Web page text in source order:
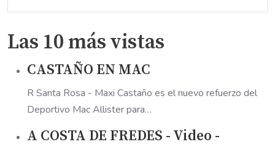
Las 10 más vistas
CASTAÑO EN MAC
R Santa Rosa - Maxi Castaño es el nuevo refuerzo del
Deportivo Mac Allister para…
A COSTA DE FREDES - Video -